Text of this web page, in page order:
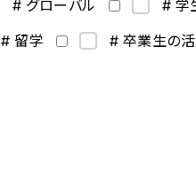
# グローバル
# 学
# 留学
# 卒業生の